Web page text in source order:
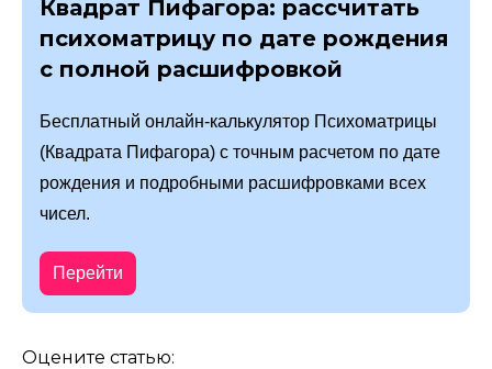
Квадрат Пифагора: рассчитать
психоматрицу по дате рождения
с полной расшифровкой
Бесплатный онлайн-калькулятор Психоматрицы
(Квадрата Пифагора) с точным расчетом по дате
рождения и подробными расшифровками всех
чисел.
Перейти
Оцените статью: